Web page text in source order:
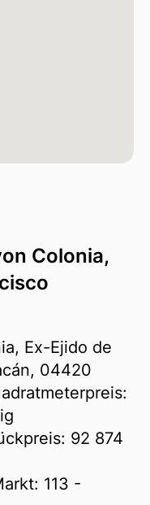
Colonia,
Ex-Ejido de
04420
92 874
113 -